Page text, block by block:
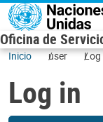
Skip to main content
Oficina de
Inicio user Log
Log in